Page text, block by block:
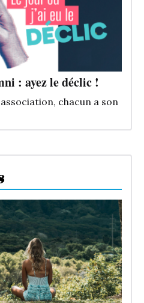
: ayez le déclic !
chacun a son